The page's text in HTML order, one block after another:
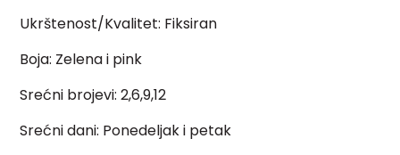
Ukrštenost/Kvalitet: Fiksiran
Boja: Zelena i pink
Srećni brojevi: 2,6,9,12
Srećni dani: Ponedeljak i petak